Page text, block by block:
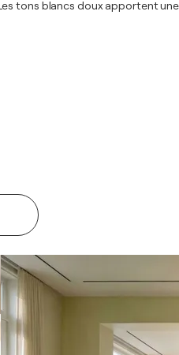
tons blancs doux apportent